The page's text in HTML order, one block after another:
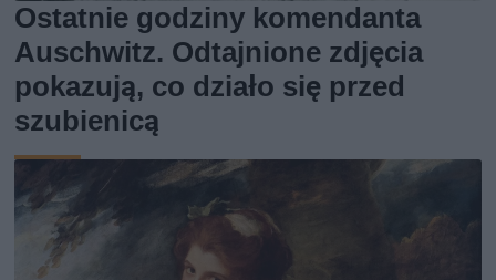
Ostatnie godziny komendanta
Auschwitz. Odtajnione zdjęcia
pokazują, co działo się przed
szubienicą